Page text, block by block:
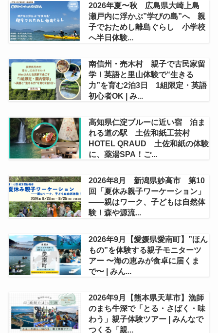
2026年夏〜秋 広島県大崎上島
瀬戸内に浮かぶ”学びの島”へ 親
子でおためし離島ぐらし 小学校
へ半日体験...
南信州・売木村 親子で古民家留
学！英語と里山体験で“生きる
力”を育む2泊3日 1組限定・英語
初心者OK | み...
高知県仁淀ブルーに近い宿 泊ま
れる道の駅 土佐和紙工芸村
HOTEL QRAUD 土佐和紙の体験
に、薬湯SPA！ご...
2026年8月 新潟県妙高市 第10
回「夏休み親子ワーケーション」
——親はワーク、子どもは自然体
験！森や源流...
2026年9月【愛媛県愛南町】”ほん
もの”を体験する親子モニターツ
アー 〜海の恵みが食卓に届くま
で〜 | みん...
2026年9月【熊本県天草市】漁師
のまち牛深で「とる・さばく・味
わう」親子体験ツアー | みんなで
つくる「親...